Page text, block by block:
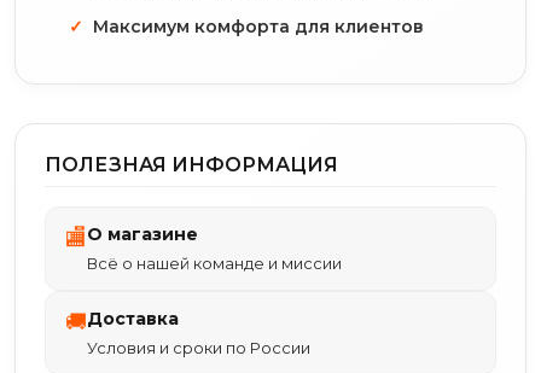
Максимум комфорта для клиентов
ПОЛЕЗНАЯ ИНФОРМАЦИЯ
🏬О магазине
Всё о нашей команде и миссии
🚚Доставка
Условия и сроки по России